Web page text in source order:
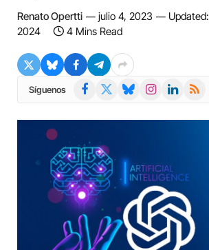
Renato Opertti julio 4, 2023 Updated:
2024
4 Mins Read
Síguenos Facebook BlueskyInstagramLinkedIn
RSS